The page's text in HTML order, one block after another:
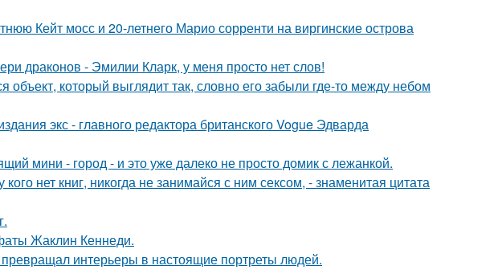
Кейт мосс и 20-летнего Марио сорренти на виргинские острова
драконов - Эмилии Кларк, у меня просто нет слов!
объект, который выглядит так, словно его забыли где-то между небом
экс - главного редактора британского Vogue Эдварда
мини - город - и это уже далеко не просто домик с лежанкой.
нет книг, никогда не занимайся с ним сексом, - знаменитая цитата
Жаклин Кеннеди.
интерьеры в настоящие портреты людей.